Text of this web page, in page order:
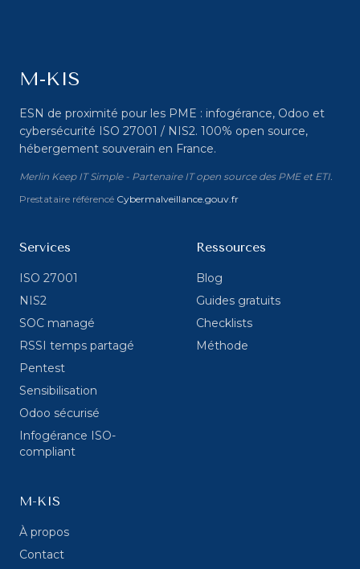
M-KIS
ESN de proximité pour les PME : infogérance, Odoo et
cybersécurité ISO 27001 / NIS2. 100% open source,
hébergement souverain en France.
Merlin Keep IT Simple - Partenaire IT open source des PME et ETI.
Prestataire référencé Cybermalveillance.gouv.fr
Services
ISO 27001
NIS2
SOC managé
RSSI temps partagé
Pentest
Sensibilisation
Odoo sécurisé
Infogérance ISO-
compliant
Ressources
Blog
Guides gratuits
Checklists
Méthode
M-KIS
À propos
Contact